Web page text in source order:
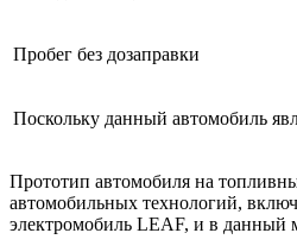
Пробег без дозаправки
Поскольку данный автомобиль
Прототип автомобиля на
автомобильных технологий,
электромобиль LEAF, и в данный